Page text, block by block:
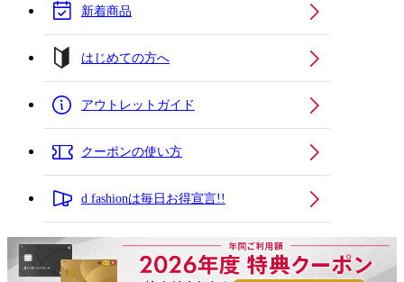
新着商品
はじめての方へ
アウトレットガイド
クーポンの使い方
d fashionは毎日お得宣言!!